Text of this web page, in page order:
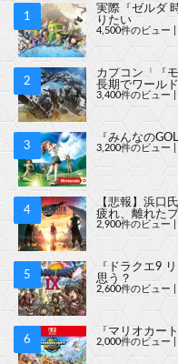
実際『ゼルダ
りたい
4,500件のビュー |
カプコン「『
長期でワール
3,400件のビュー
『みんなの
3,200件のビュー
【悲報】浜口
疲れ、離れた
2,900件のビュー |
『ドラクエ9
思う？
2,600件のビュー
『マリオカー
2,000件のビュー |